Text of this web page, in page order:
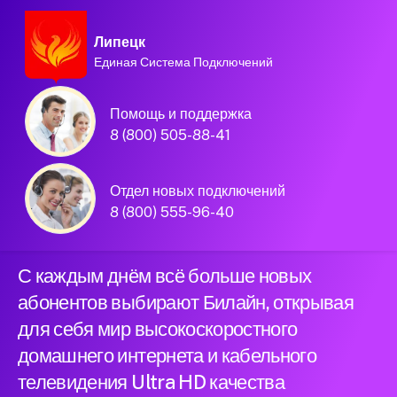
Липецк
Единая Система Подключений
Помощь и поддержка
8 (800) 505-88-41
Отдел новых подключений
8 (800) 555-96-40
Домашний интернет и
телевидение
Билайн в городе
Липецк
С каждым днём всё больше новых
абонентов выбирают Билайн, открывая
для себя мир высокоскоростного
домашнего интернета и кабельного
телевидения Ultra HD качества